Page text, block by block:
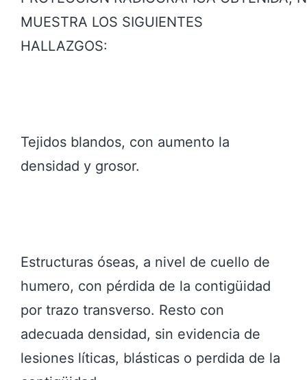
MUESTRA LOS SIGUIENTES
HALLAZGOS:
Tejidos blandos, con aumento la
densidad y grosor.
Estructuras óseas, a nivel de cuello de
humero, con pérdida de la contigüidad
por trazo transverso. Resto con
adecuada densidad, sin evidencia de
lesiones líticas, blásticas o perdida de la